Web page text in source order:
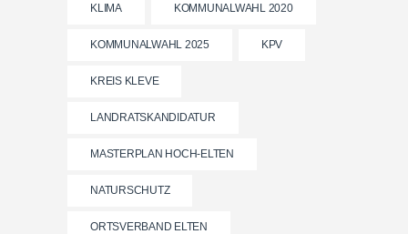
KLIMA KOMMUNALWAHL 2020
KOMMUNALWAHL 2025 KPV
KREIS KLEVE
LANDRATSKANDIDATUR
MASTERPLAN HOCH-ELTEN
NATURSCHUTZ
ORTSVERBAND ELTEN